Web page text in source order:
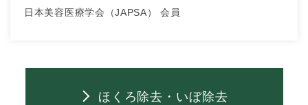
日本美容医療学会（JAPSA） 会員
ほくろ除去・いぼ除去